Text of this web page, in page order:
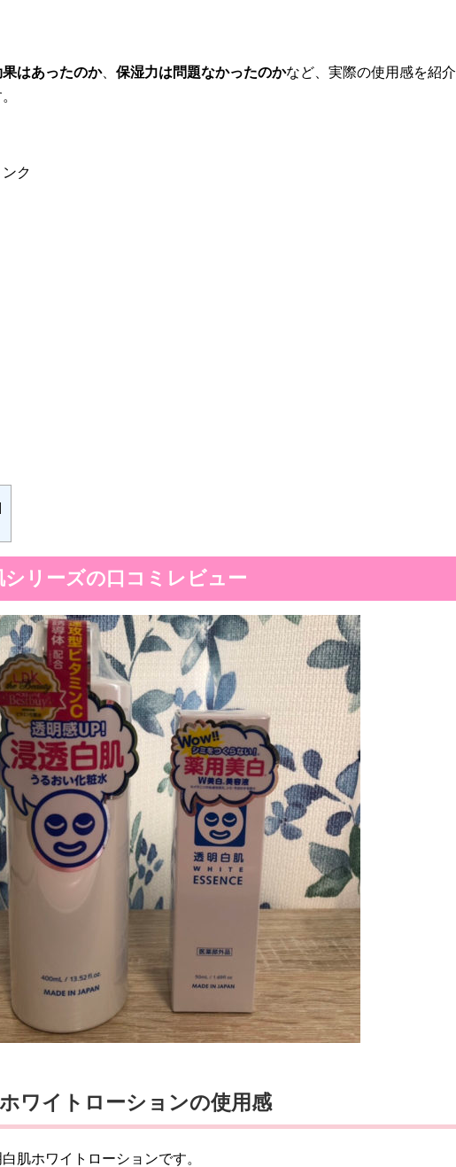
果はあったのか、 保湿力は問題なかったのかなど、実際の使用感を紹介
ク
シリーズの口コミレビュー
ワイトローションの使用感
肌ホワイトローションです。